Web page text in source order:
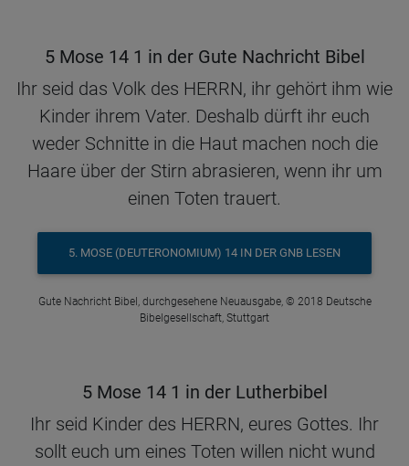
5 Mose 14 1 in der Gute Nachricht Bibel
Ihr seid das Volk des HERRN, ihr gehört ihm wie
Kinder ihrem Vater. Deshalb dürft ihr euch
weder Schnitte in die Haut machen noch die
Haare über der Stirn abrasieren, wenn ihr um
einen Toten trauert.
5. MOSE (DEUTERONOMIUM) 14 IN DER GNB LESEN
Gute Nachricht Bibel, durchgesehene Neuausgabe, © 2018 Deutsche
Bibelgesellschaft, Stuttgart
5 Mose 14 1 in der Lutherbibel
Ihr seid Kinder des HERRN, eures Gottes. Ihr
sollt euch um eines Toten willen nicht wund